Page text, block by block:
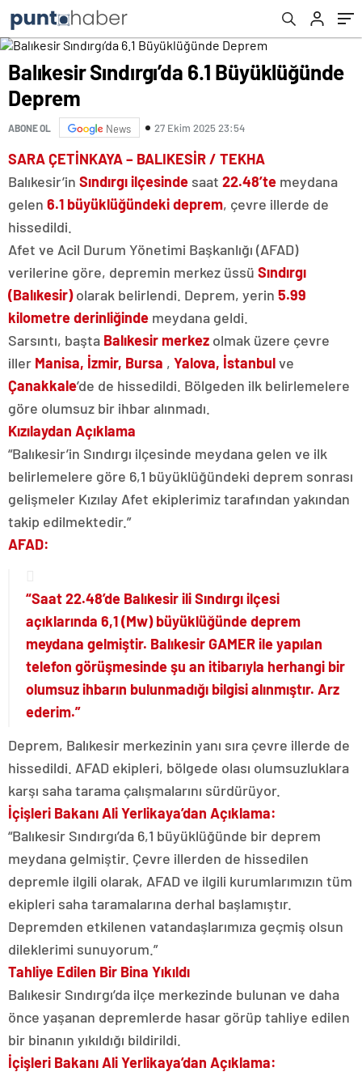
Balıkesir Sındırgı’da 6.1 Büyüklüğünde
Deprem
ABONE OL News 27 Ekim 2025 23:54
SARA ÇETİNKAYA – BALIKESİR / TEKHA
Balıkesir’in Sındırgı ilçesinde saat 22.48’te meydana
gelen 6.1 büyüklüğündeki deprem, çevre illerde de
hissedildi.
Afet ve Acil Durum Yönetimi Başkanlığı (AFAD)
verilerine göre, depremin merkez üssü Sındırgı
(Balıkesir)olarak belirlendi. Deprem, yerin 5.99
kilometre derinliğinde meydana geldi.
Sarsıntı, başta Balıkesir merkez olmak üzere çevre
iller Manisa, İzmir, Bursa , Yalova, İstanbulve
Çanakkale’de de hissedildi. Bölgeden ilk belirlemelere
göre olumsuz bir ihbar alınmadı.
Kızılaydan Açıklama
“Balıkesir’in Sındırgı ilçesinde meydana gelen ve ilk
belirlemelere göre 6,1 büyüklüğündeki deprem sonrası
gelişmeler Kızılay Afet ekiplerimiz tarafından yakından
takip edilmektedir.”
AFAD:
“Saat 22.48’de Balıkesir ili Sındırgı ilçesi
açıklarında 6,1 (Mw) büyüklüğünde deprem
meydana gelmiştir. Balıkesir GAMER ile yapılan
telefon görüşmesinde şu an itibarıyla herhangi bir
olumsuz ihbarın bulunmadığı bilgisi alınmıştır. Arz
ederim.”
Deprem, Balıkesir merkezinin yanı sıra çevre illerde de
hissedildi. AFAD ekipleri, bölgede olası olumsuzluklara
karşı saha tarama çalışmalarını sürdürüyor.
İçişleri Bakanı Ali Yerlikaya’dan Açıklama:
“Balıkesir Sındırgı’da 6,1 büyüklüğünde bir deprem
meydana gelmiştir. Çevre illerden de hissedilen
depremle ilgili olarak, AFAD ve ilgili kurumlarımızın tüm
ekipleri saha taramalarına derhal başlamıştır.
Depremden etkilenen vatandaşlarımıza geçmiş olsun
dileklerimi sunuyorum.”
Tahliye Edilen Bir Bina Yıkıldı
Balıkesir Sındırgı’da ilçe merkezinde bulunan ve daha
önce yaşanan depremlerde hasar görüp tahliye edilen
bir binanın yıkıldığı bildirildi.
İçişleri Bakanı Ali Yerlikaya’dan Açıklama: